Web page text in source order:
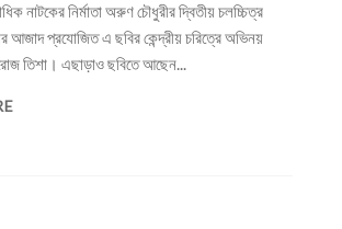
নাটকের নির্মাতা অরুণ চৌধুরীর দ্বিতীয় চলচ্চিত্র
আজাদ প্রযোজিত এ ছবির কেন্দ্রীয় চরিত্রে অভিনয়
তিশা। এছাড়াও ছবিতে আছেন...